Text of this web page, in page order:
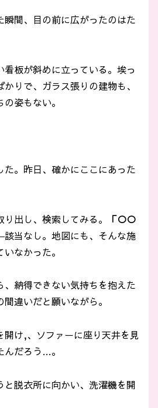
瞬間、目の前に広がったのはた
板が斜めに立っている。埃っ
りで、ガラス張りの建物も、
姿もない。
た。昨日、確かにここにあった
出し、検索してみる。
「○○
当なし。地図にも、そんな施
なかった。
、納得できない気持ちを抱えた
違いだと願いながら。
開け,、ソファーに座り天井を見
んだろう…。
と脱衣所に向かい、洗濯機を開